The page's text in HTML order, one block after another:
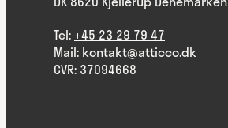
Tel: +45 23 29 79 47
Mail: kontakt@atticco.dk
CVR: 37094668